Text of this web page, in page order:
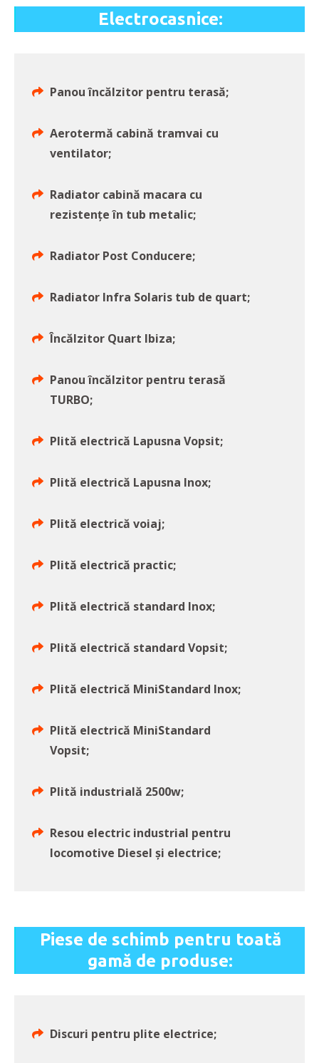
Electrocasnice:
Panou încălzitor pentru terasă;
Aerotermă cabină tramvai cu
ventilator;
Radiator cabină macara cu
rezistențe în tub metalic;
Radiator Post Conducere;
Radiator Infra Solaris tub de quart;
Încălzitor Quart Ibiza;
Panou încălzitor pentru terasă
TURBO;
Plită electrică Lapusna Vopsit;
Plită electrică Lapusna Inox;
Plită electrică voiaj;
Plită electrică practic;
Plită electrică standard Inox;
Plită electrică standard Vopsit;
Plită electrică MiniStandard Inox;
Plită electrică MiniStandard
Vopsit;
Plită industrială 2500w;
Resou electric industrial pentru
locomotive Diesel și electrice;
Piese de schimb pentru toată
gamă de produse:
Discuri pentru plite electrice;